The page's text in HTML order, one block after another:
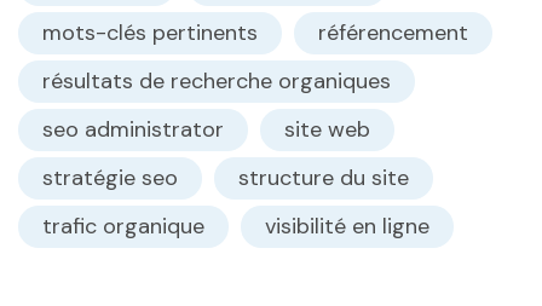
mots-clés pertinents
référencement
résultats de recherche organiques
seo administrator
site web
stratégie seo
structure du site
trafic organique
visibilité en ligne